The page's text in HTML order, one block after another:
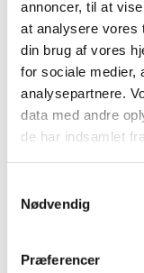
annoncer, til at
at analysere vores
din brug af vores
for sociale medier,
analysepartnere.
data med andre
de har indsamlet
Nødvendig
Præferencer
Rabatudgifter
sygehuse m.v. (kr.)